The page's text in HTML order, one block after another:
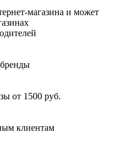
магазина и может